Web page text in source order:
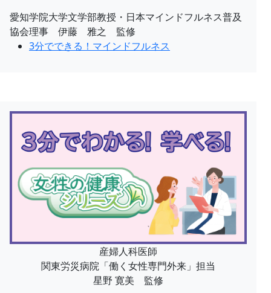
愛知学院大学文学部教授・日本マインドフルネス普及
協会理事 伊藤 雅之 監修
3分でできる！マインドフルネス
産婦人科医師
関東労災病院「働く女性専門外来」担当
星野 寛美 監修